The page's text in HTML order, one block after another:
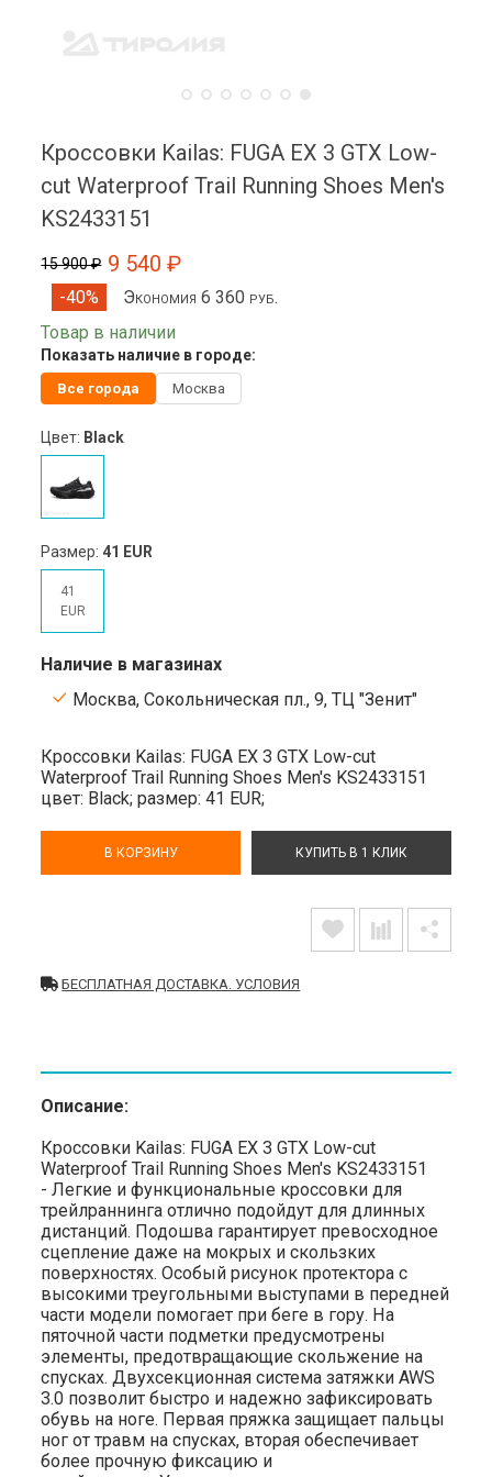
Кроссовки Kailas: FUGA EX 3 GTX Low-
cut Waterproof Trail Running Shoes Men's
KS2433151
15 900 ₽ 9 540 ₽
-40%
Экономия 6 360 руб.
Товар в наличии
Показать наличие в городе:
Все города Москва
Цвет: Black
Размер:41 EUR
41
EUR
Наличие в магазинах
Москва, Сокольническая пл., 9, ТЦ "Зенит"
Кроссовки Kailas: FUGA EX 3 GTX Low-cut
Waterproof Trail Running Shoes Men's KS2433151
цвет: Black;размер: 41 EUR;
В КОРЗИНУ КУПИТЬ В 1 КЛИК
БЕСПЛАТНАЯ ДОСТАВКА. УСЛОВИЯ
Описание:
Кроссовки Kailas: FUGA EX 3 GTX Low-cut
Waterproof Trail Running Shoes Men's KS2433151
- Легкие и функциональные кроссовки для
трейлраннинга отлично подойдут для длинных
дистанций. Подошва гарантирует превосходное
сцепление даже на мокрых и скользких
поверхностях. Особый рисунок протектора с
высокими треугольными выступами в передней
части модели помогает при беге в гору. На
пяточной части подметки предусмотрены
элементы, предотвращающие скольжение на
спусках. Двухсекционная система затяжки AWS
3.0 позволит быстро и надежно зафиксировать
обувь на ноге. Первая пряжка защищает пальцы
ног от травм на спусках, вторая обеспечивает
более прочную фиксацию и